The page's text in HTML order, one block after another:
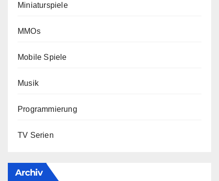
Miniaturspiele
MMOs
Mobile Spiele
Musik
Programmierung
TV Serien
Archiv